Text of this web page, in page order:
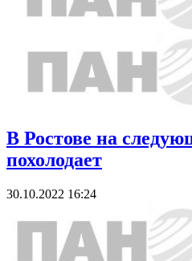
В Ростове на
похолодает
30.10.2022 16:24